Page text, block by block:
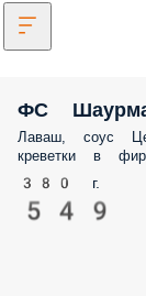
ФС
Лаваш, соус
креветки в
380 г.
549